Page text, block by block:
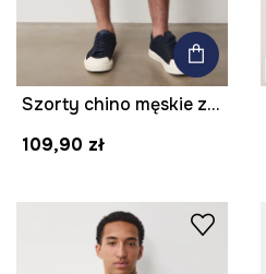
Szorty chino męskie z lnem
109,90 zł